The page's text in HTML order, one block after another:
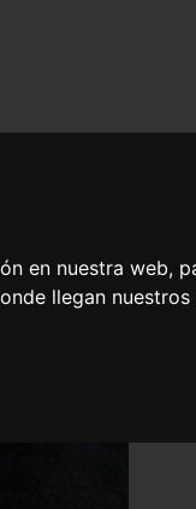
en nuestra web,
llegan